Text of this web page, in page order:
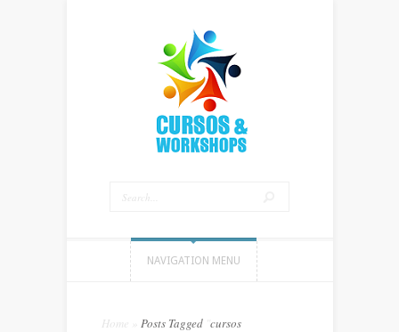
NAVIGATION MENU
Home Posts Tagged cursos